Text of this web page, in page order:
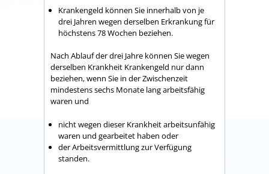
Krankengeld können Sie innerhalb von je
drei Jahren wegen derselben Erkrankung für
höchstens 78 Wochen beziehen.
Nach Ablauf der drei Jahre können Sie wegen
derselben Krankheit Krankengeld nur dann
beziehen, wenn Sie in der Zwischenzeit
mindestens sechs Monate lang arbeitsfähig
waren und
nicht wegen dieser Krankheit arbeitsunfähig
waren und gearbeitet haben oder
der Arbeitsvermittlung zur Verfügung
standen.